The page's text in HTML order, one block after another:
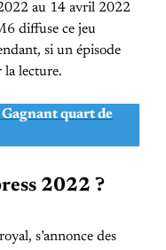
au 14 avril 2022
diffuse ce jeu
si un épisode
la lecture.
Gagnant quart de
2022 ?
s’annonce des